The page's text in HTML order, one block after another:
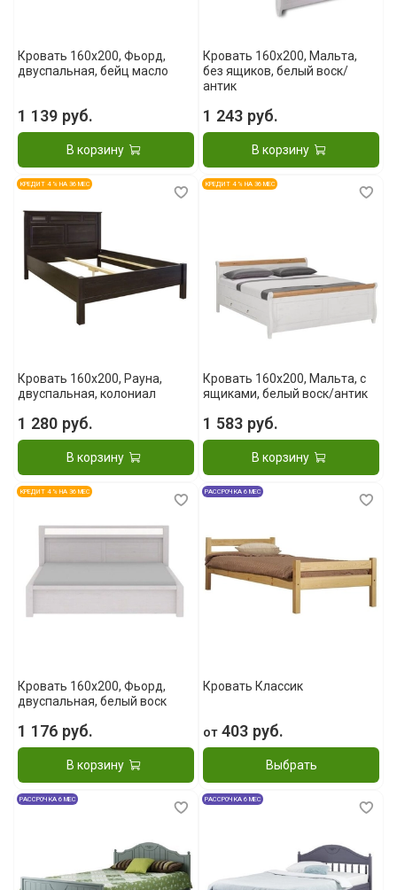
Кровать 160x200, Фьорд,
двуспальная, бейц масло
1 139 руб.
В корзину
Кровать 160x200, Мальта,
без ящиков, белый воск/
антик
1 243 руб.
В корзину
КРЕДИТ 4 % НА 36 МЕС
Кровать 160x200, Рауна,
двуспальная, колониал
1 280 руб.
В корзину
КРЕДИТ 4 % НА 36 МЕС
Кровать 160x200, Мальта, с
ящиками, белый воск/антик
1 583 руб.
В корзину
КРЕДИТ 4 % НА 36 МЕС
Кровать 160x200, Фьорд,
двуспальная, белый воск
1 176 руб.
В корзину
РАССРОЧКА 6 МЕС
Кровать Классик
от403 руб.
Выбрать
РАССРОЧКА 6 МЕС РАССРОЧКА 6 МЕС